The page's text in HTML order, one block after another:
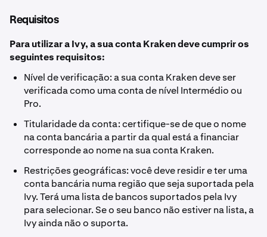
Requisitos
Para utilizar a Ivy, a sua conta Kraken deve cumprir os
seguintes requisitos:
Nível de verificação: a sua conta Kraken deve ser
verificada como uma conta de nível Intermédio ou
Pro.
Titularidade da conta: certifique-se de que o nome
na conta bancária a partir da qual está a financiar
corresponde ao nome na sua conta Kraken.
Restrições geográficas: você deve residir e ter uma
conta bancária numa região que seja suportada pela
Ivy. Terá uma lista de bancos suportados pela Ivy
para selecionar. Se o seu banco não estiver na lista, a
Ivy ainda não o suporta.